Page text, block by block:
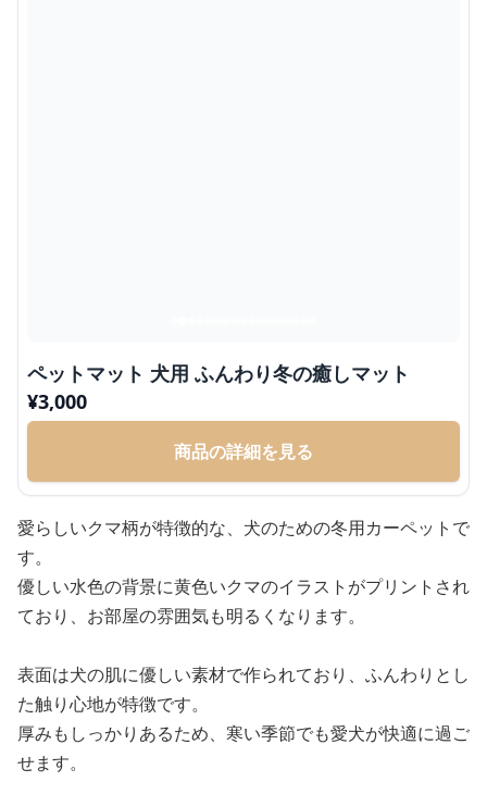
ペットマット 犬用 ふんわり冬の癒しマット
¥3,000
商品の詳細を見る
愛らしいクマ柄が特徴的な、犬のための冬用カーペットで
す。
優しい水色の背景に黄色いクマのイラストがプリントされ
ており、お部屋の雰囲気も明るくなります。
表面は犬の肌に優しい素材で作られており、ふんわりとし
た触り心地が特徴です。
厚みもしっかりあるため、寒い季節でも愛犬が快適に過ご
せます。